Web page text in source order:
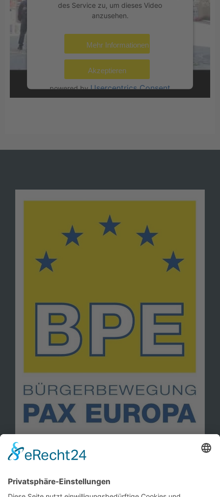
des Service zu, um dieses Video
anzusehen.
Mehr Informationen
Akzeptieren
powered byUsercentrics Consent
Management Platform&eRecht24